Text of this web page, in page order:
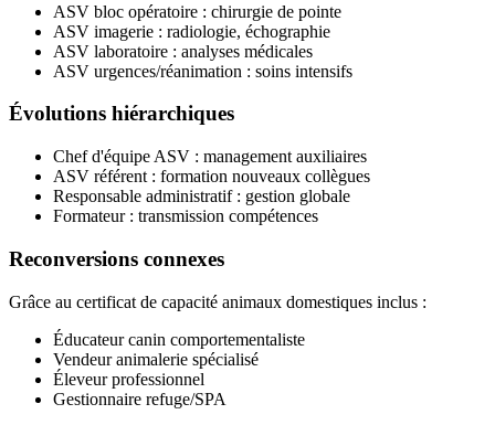
ASV bloc opératoire : chirurgie de pointe
ASV imagerie : radiologie, échographie
ASV laboratoire : analyses médicales
ASV urgences/réanimation : soins intensifs
Évolutions hiérarchiques
Chef d'équipe ASV : management auxiliaires
ASV référent : formation nouveaux collègues
Responsable administratif : gestion globale
Formateur : transmission compétences
Reconversions connexes
Grâce au certificat de capacité animaux domestiques inclus :
Éducateur canin comportementaliste
Vendeur animalerie spécialisé
Éleveur professionnel
Gestionnaire refuge/SPA